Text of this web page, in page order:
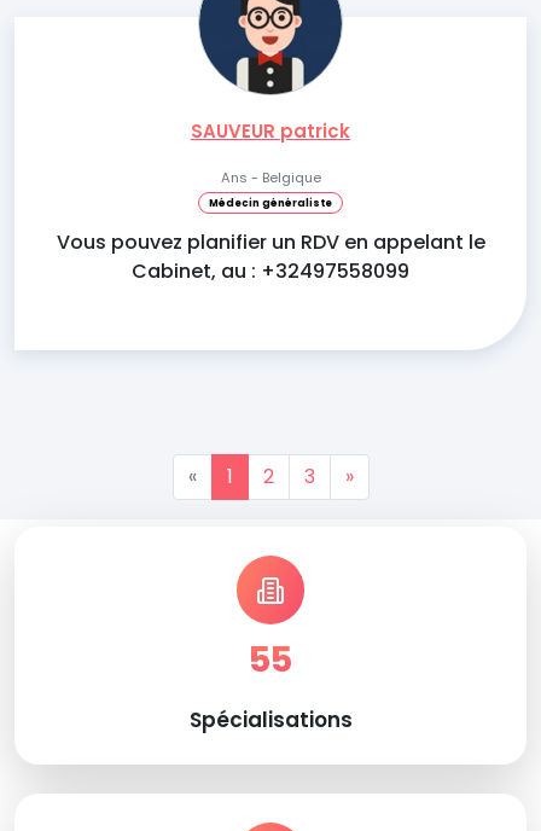
SAUVEUR patrick
Ans - Belgique
Médecin généraliste
Vous pouvez planifier un RDV en appelant le
Cabinet, au : +32497558099
« 1 2 3 »
55
Spécialisations